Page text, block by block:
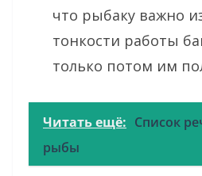
что рыбаку важно
тонкости работы
только потом им
Читать ещё: Список
рыбы